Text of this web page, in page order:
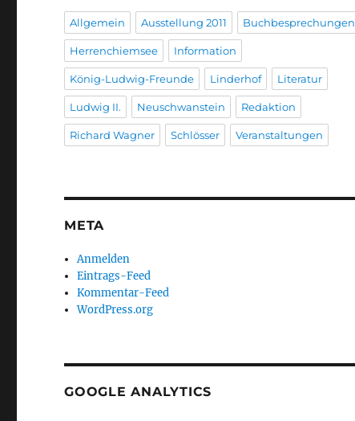
Allgemein Ausstellung 2011 Buchbesprechungen
Herrenchiemsee Information
König-Ludwig-Freunde Linderhof Literatur
Ludwig II. Neuschwanstein Redaktion
Richard Wagner Schlösser Veranstaltungen
META
Anmelden
Eintrags-Feed
Kommentar-Feed
WordPress.org
GOOGLE ANALYTICS